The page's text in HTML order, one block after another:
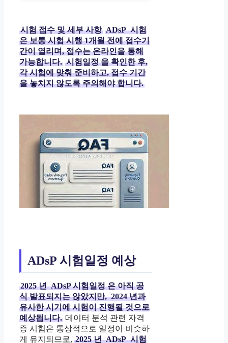
시험 접수 및 세부 사항 ADsP 시험
은 보통 시험 시행 1개월 전에 접수기
간이 열리며, 접수는 온라인을 통해
가능합니다. 시험일정 을 확인한 후,
각 시험에 맞춰 준비하고, 접수 기간
을 놓치지 않도록 주의해야 합니다.
ADsP 시험일정 예상
2025 년 ADsP 시험일정 은 아직 공
식 발표되지는 않았지만, 2024 년과
유사한 시기에 시험이 진행될 것으로
예상됩니다. 데이터 분석 관련 자격
증 시험은 통상적으로 일정이 비슷하
게 유지되므로, 2025 년 ADsP 시험